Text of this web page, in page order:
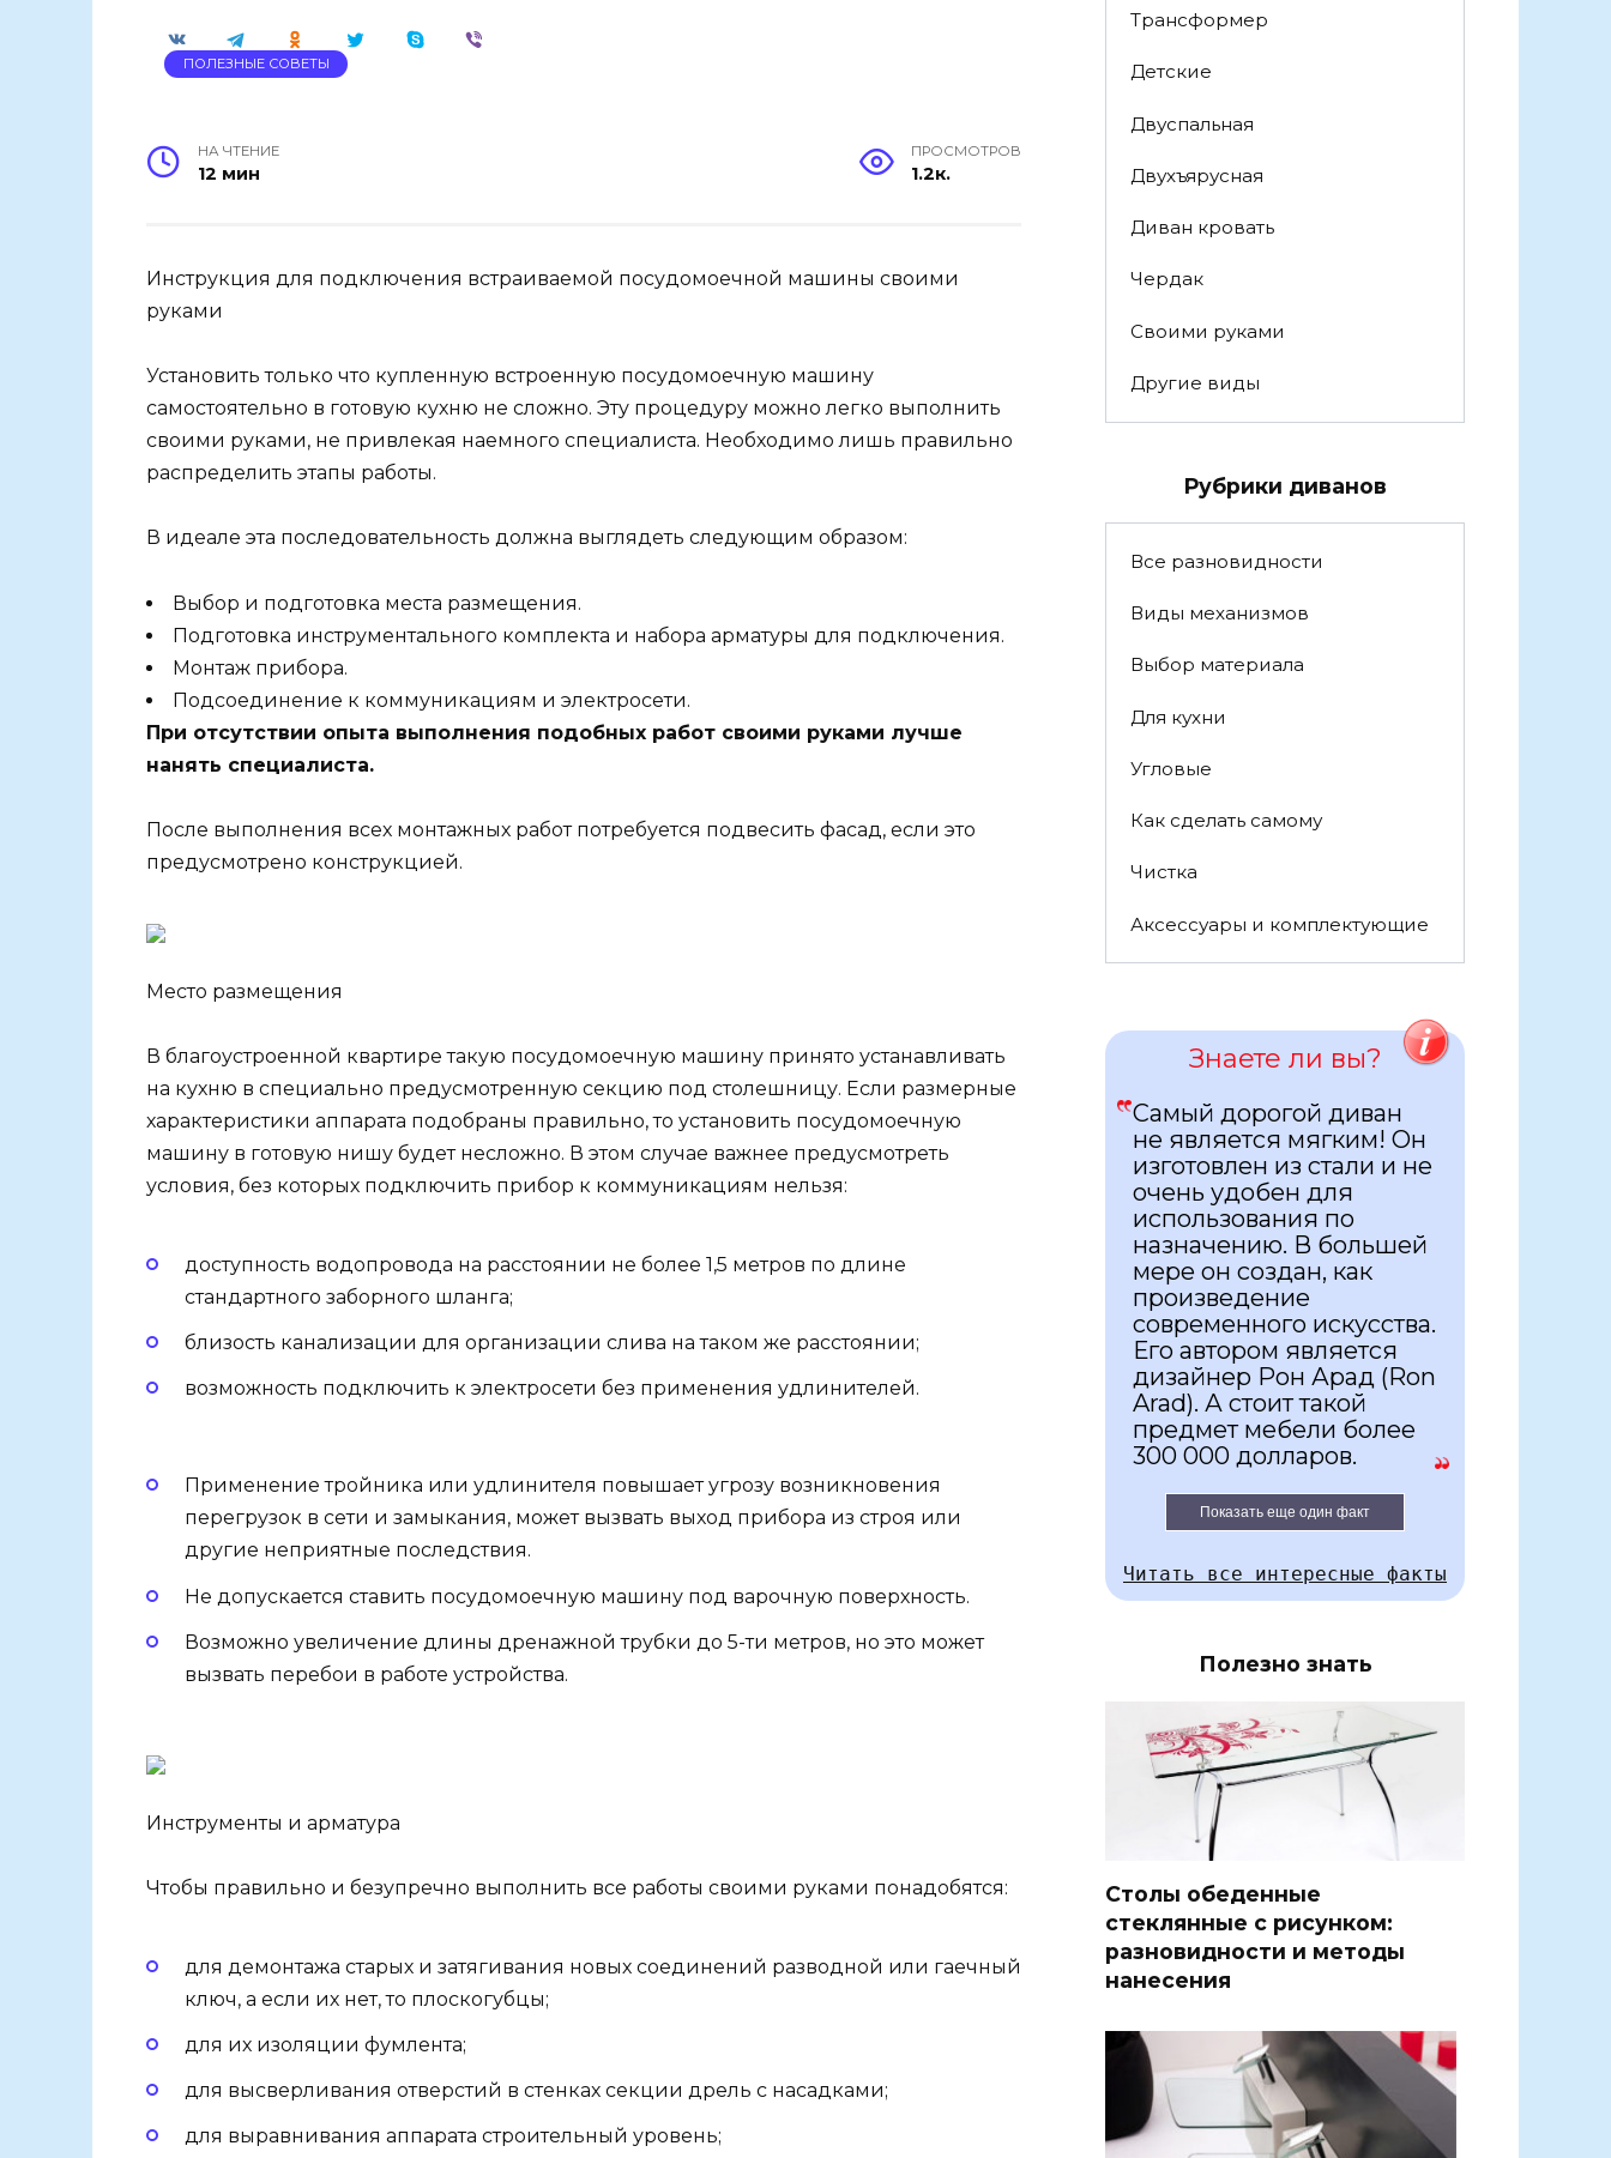
ПОЛЕЗНЫЕ СОВЕТЫ
НА ЧТЕНИЕ
12 мин
ПРОСМОТРОВ
1.2к.
Инструкция для подключения встраиваемой посудомоечной машины своими
руками
Установить только что купленную встроенную посудомоечную машину
самостоятельно в готовую кухню не сложно. Эту процедуру можно легко выполнить
своими руками, не привлекая наемного специалиста. Необходимо лишь правильно
распределить этапы работы.
В идеале эта последовательность должна выглядеть следующим образом:
Выбор и подготовка места размещения.
Подготовка инструментального комплекта и набора арматуры для подключения.
Монтаж прибора.
Подсоединение к коммуникациям и электросети.
При отсутствии опыта выполнения подобных работ своими руками лучше
нанять специалиста.
После выполнения всех монтажных работ потребуется подвесить фасад, если это
предусмотрено конструкцией.
Место размещения
В благоустроенной квартире такую посудомоечную машину принято устанавливать
на кухню в специально предусмотренную секцию под столешницу. Если размерные
характеристики аппарата подобраны правильно, то установить посудомоечную
машину в готовую нишу будет несложно. В этом случае важнее предусмотреть
условия, без которых подключить прибор к коммуникациям нельзя:
доступность водопровода на расстоянии не более 1,5 метров по длине
стандартного заборного шланга;
близость канализации для организации слива на таком же расстоянии;
возможность подключить к электросети без применения удлинителей.
Применение тройника или удлинителя повышает угрозу возникновения
перегрузок в сети и замыкания, может вызвать выход прибора из строя или
другие неприятные последствия.
Не допускается ставить посудомоечную машину под варочную поверхность.
Возможно увеличение длины дренажной трубки до 5-ти метров, но это может
вызвать перебои в работе устройства.
Инструменты и арматура
Чтобы правильно и безупречно выполнить все работы своими руками понадобятся:
для демонтажа старых и затягивания новых соединений разводной или гаечный
ключ, а если их нет, то плоскогубцы;
для их изоляции фумлента;
для высверливания отверстий в стенках секции дрель с насадками;
для выравнивания аппарата строительный уровень;
Трансформер
Детские
Двуспальная
Двухъярусная
Диван кровать
Чердак
Своими руками
Другие виды
Рубрики диванов
Все разновидности
Виды механизмов
Выбор материала
Для кухни
Угловые
Как сделать самому
Чистка
Аксессуары и комплектующие
Знаете ли вы?
Самый дорогой диван
не является мягким! Он
изготовлен из стали и не
очень удобен для
использования по
назначению. В большей
мере он создан, как
произведение
современного искусства.
Его автором является
дизайнер Рон Арад (Ron
Arad). А стоит такой
предмет мебели более
300 000 долларов.
Показать еще один факт
Читать все интересные факты
Полезно знать
Столы обеденные
стеклянные с рисунком:
разновидности и методы
нанесения